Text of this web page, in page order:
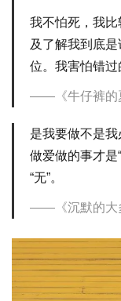
我不怕死，我
及了解我到底
位。我害怕错过
《牛仔裤的
是我要做不是
做爱做的事才是
“无”。
《沉默的